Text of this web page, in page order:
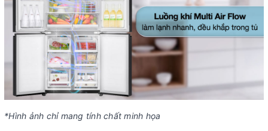
*Hình ảnh chỉ mang tính chất minh họa